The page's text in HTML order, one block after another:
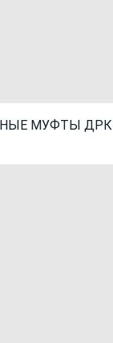
МУФТЫ ДРК